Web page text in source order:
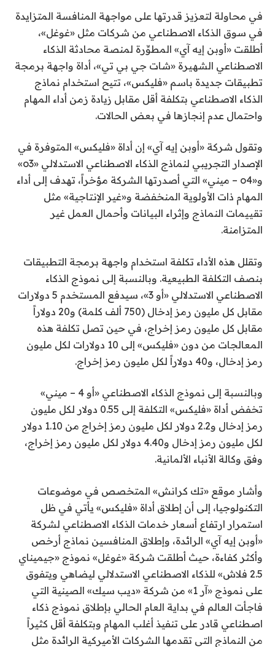
في محاولة لتعزيز قدرتها على مواجهة المنافسة المتزايدة
في سوق الذكاء الاصطناعي من شركات مثل «غوغل»،
أطلقت «أوبن إيه آي» المطوِّرة لمنصة محادثة الذكاء
الاصطناعي الشهيرة «شات جي بي تي»، أداة واجهة برمجة
تطبيقات جديدة باسم «فليكس»، تتيح استخدام نماذج
الذكاء الاصطناعي بتكلفة أقل مقابل زيادة زمن أداء المهام
واحتمال عدم إنجازها في بعض الحالات.
وتقول شركة «أوبن إيه آي» إن أداة «فليكس» المتوفرة في
الإصدار التجريبي لنماذج الذكاء الاصطناعي الاستدلالي «o3»
و«o4 – ميني» التي أصدرتها الشركة مؤخراً، تهدف إلى أداء
المهام ذات الأولوية المنخفضة و«غير الإنتاجية» مثل
تقييمات النماذج وإثراء البيانات وأحمال العمل غير
المتزامنة.
وتقلل هذه الأداء تكلفة استخدام واجهة برمجة التطبيقات
بنصف التكلفة الطبيعية. وبالنسبة إلى نموذج الذكاء
الاصطناعي الاستدلالي «أو 3»، سيدفع المستخدم 5 دولارات
مقابل كل مليون رمز إدخال (750 ألف كلمة) و20 دولاراً
مقابل كل مليون رمز إخراج، في حين تصل تكلفة هذه
المعالجات من دون «فليكس» إلى 10 دولارات لكل مليون
رمز إدخال، و40 دولاراً لكل مليون رمز إخراج.
وبالنسبة إلى نموذج الذكاء الاصطناعي «أو 4 – ميني»
تخفض أداة «فليكس» التكلفة إلى 0.55 دولار لكل مليون
رمز إدخال و2.2 دولار لكل مليون رمز إخراج من 1.10 دولار
لكل مليون رمز إدخال و4.40 دولار لكل مليون رمز إخراج،
وفق وكالة الأنباء الألمانية.
وأشار موقع «تك كرانش» المتخصص في موضوعات
التكنولوجيا، إلى أن إطلاق أداة «فليكس» يأتي في ظل
استمرار ارتفاع أسعار خدمات الذكاء الاصطناعي لشركة
«أوبن إيه آي» الرائدة، وإطلاق المنافسين نماذج أرخص
وأكثر كفاءة، حيث أطلقت شركة «غوغل» نموذج «جيميناي
2.5 فلاش» للذكاء الاصطناعي الاستدلالي ليضاهي ويتفوق
على نموذج «آر 1» من شركة «ديب سيك» الصينية التي
فاجأت العالم في بداية العام الحالي بإطلاق نموذج ذكاء
اصطناعي قادر على تنفيذ أغلب المهام وبتكلفة أقل كثيراً
من النماذج التي تقدمها الشركات الأميركية الرائدة مثل